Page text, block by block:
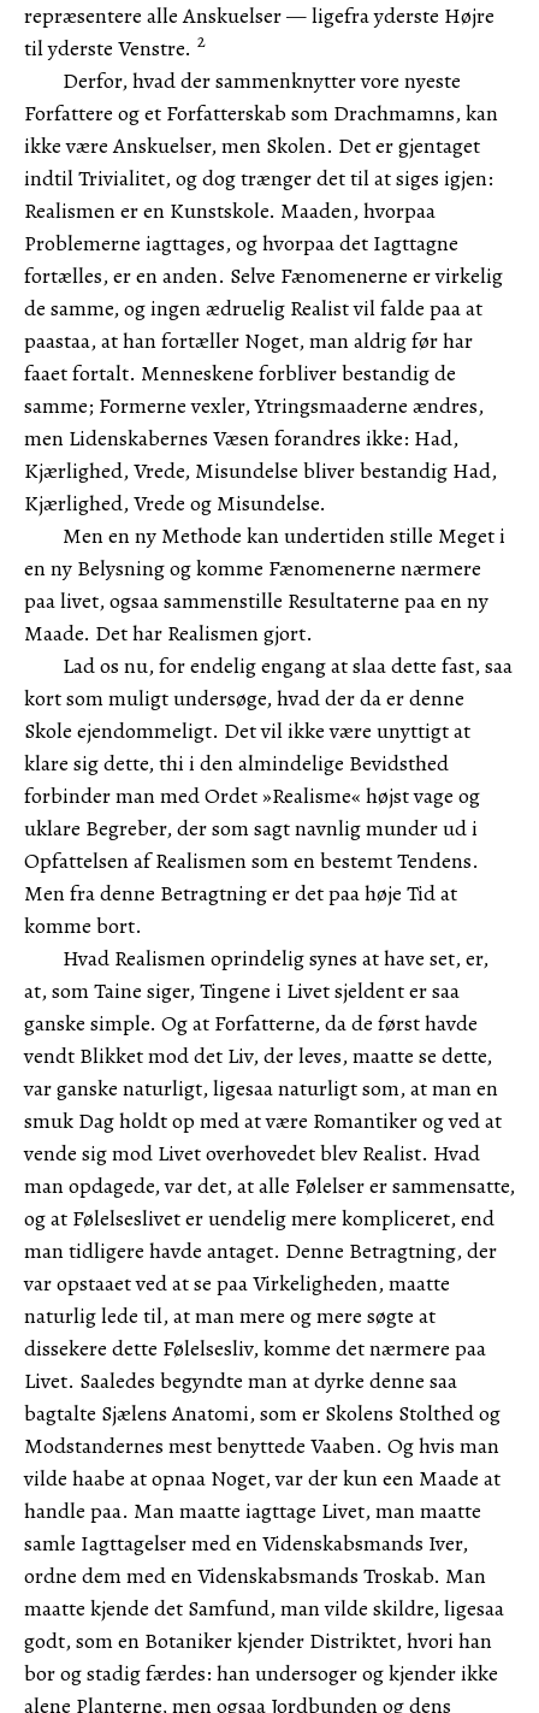
repræsentere alle Anskuelser — ligefra yderste Højre
til yderste Venstre. 2
Derfor, hvad der sammenknytter vore nyeste
Forfattere og et Forfatterskab som Drachmamns, kan
ikke være Anskuelser, men Skolen. Det er gjentaget
indtil Trivialitet, og dog trænger det til at siges igjen:
Realismen er en Kunstskole. Maaden, hvorpaa
Problemerne iagttages, og hvorpaa det Iagttagne
fortælles, er en anden. Selve Fænomenerne er virkelig
de samme, og ingen ædruelig Realist vil falde paa at
paastaa, at han fortæller Noget, man aldrig før har
faaet fortalt. Menneskene forbliver bestandig de
samme; Formerne vexler, Ytringsmaaderne ændres,
men Lidenskabernes Væsen forandres ikke: Had,
Kjærlighed, Vrede, Misundelse bliver bestandig Had,
Kjærlighed, Vrede og Misundelse.
Men en ny Methode kan undertiden stille Meget i
en ny Belysning og komme Fænomenerne nærmere
paa livet, ogsaa sammenstille Resultaterne paa en ny
Maade. Det har Realismen gjort.
Lad os nu, for endelig engang at slaa dette fast, saa
kort som muligt undersøge, hvad der da er denne
Skole ejendommeligt. Det vil ikke være unyttigt at
klare sig dette, thi i den almindelige Bevidsthed
forbinder man med Ordet »Realisme« højst vage og
uklare Begreber, der som sagt navnlig munder ud i
Opfattelsen af Realismen som en bestemt Tendens.
Men fra denne Betragtning er det paa høje Tid at
komme bort.
Hvad Realismen oprindelig synes at have set, er,
at, som Taine siger, Tingene i Livet sjeldent er saa
ganske simple. Og at Forfatterne, da de først havde
vendt Blikket mod det Liv, der leves, maatte se dette,
var ganske naturligt, ligesaa naturligt som, at man en
smuk Dag holdt op med at være Romantiker og ved at
vende sig mod Livet overhovedet blev Realist. Hvad
man opdagede, var det, at alle Følelser er sammensatte,
og at Følelseslivet er uendelig mere kompliceret, end
man tidligere havde antaget. Denne Betragtning, der
var opstaaet ved at se paa Virkeligheden, maatte
naturlig lede til, at man mere og mere søgte at
dissekere dette Følelsesliv, komme det nærmere paa
Livet. Saaledes begyndte man at dyrke denne saa
bagtalte Sjælens Anatomi, som er Skolens Stolthed og
Modstandernes mest benyttede Vaaben. Og hvis man
vilde haabe at opnaa Noget, var der kun een Maade at
handle paa. Man maatte iagttage Livet, man maatte
samle Iagttagelser med en Videnskabsmands Iver,
ordne dem med en Videnskabsmands Troskab. Man
maatte kjende det Samfund, man vilde skildre, ligesaa
godt, som en Botaniker kjender Distriktet, hvori han
bor og stadig færdes: han undersoger og kjender ikke
alene Planterne, men ogsaa Jordbunden og dens